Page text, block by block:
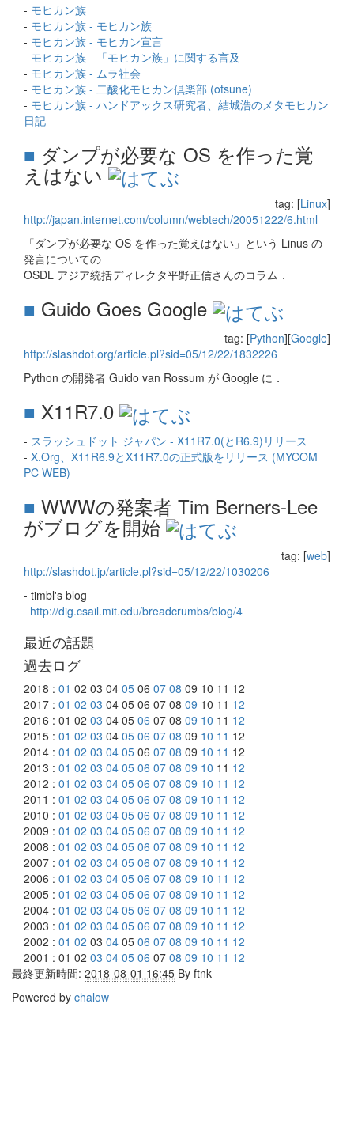
- モヒカン族
- モヒカン族 - モヒカン族
- モヒカン族 - モヒカン宣言
- モヒカン族 - 「モヒカン族」に関する言及
- モヒカン族 - ムラ社会
- モヒカン族 - 二酸化モヒカン倶楽部 (otsune)
- モヒカン族 - ハンドアックス研究者、結城浩のメタモヒカン
日記
■ ダンプが必要な OS を作った覚
えはない
tag: [Linux]
http://japan.internet.com/column/webtech/20051222/6.html
「ダンプが必要な OS を作った覚えはない」という Linus の
発言についての
OSDL アジア統括ディレクタ平野正信さんのコラム．
■ Guido Goes Google
tag: [Python][Google]
http://slashdot.org/article.pl?sid=05/12/22/1832226
Python の開発者 Guido van Rossum が Google に．
■ X11R7.0
- スラッシュドット ジャパン - X11R7.0(とR6.9)リリース
- X.Org、X11R6.9とX11R7.0の正式版をリリース (MYCOM
PC WEB)
■ WWWの発案者 Tim Berners-Lee
がブログを開始
tag: [web]
http://slashdot.jp/article.pl?sid=05/12/22/1030206
- timbl's blog
http://dig.csail.mit.edu/breadcrumbs/blog/4
最近の話題
過去ログ
2018 : 01 02 03 04 05 06 07 08 09 10 11 12
2017 : 01 02 03 04 05 06 07 08 09 10 11 12
2016 : 01 02 03 04 05 06 07 08 09 10 11 12
2015 : 01 02 03 04 05 06 07 08 09 10 11 12
2014 : 01 02 03 04 05 06 07 08 09 10 11 12
2013 : 01 02 03 04 05 06 07 08 09 10 11 12
2012 : 01 02 03 04 05 06 07 08 09 10 11 12
2011 : 01 02 03 04 05 06 07 08 09 10 11 12
2010 : 01 02 03 04 05 06 07 08 09 10 11 12
2009 : 01 02 03 04 05 06 07 08 09 10 11 12
2008 : 01 02 03 04 05 06 07 08 09 10 11 12
2007 : 01 02 03 04 05 06 07 08 09 10 11 12
2006 : 01 02 03 04 05 06 07 08 09 10 11 12
2005 : 01 02 03 04 05 06 07 08 09 10 11 12
2004 : 01 02 03 04 05 06 07 08 09 10 11 12
2003 : 01 02 03 04 05 06 07 08 09 10 11 12
2002 : 01 02 03 04 05 06 07 08 09 10 11 12
2001 : 01 02 03 04 05 06 07 08 09 10 11 12
最終更新時間: 2018-08-01 16:45 By ftnk
Powered by chalow